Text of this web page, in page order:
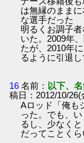
は無縁のまま
な選手だった
明るくお調子
いた。2009年
たが、2010年
るように引退
16 名前： 以下、
稿日：2012/10/
Aロッド「俺も
った。でも、
るし、少なく
だってことくら